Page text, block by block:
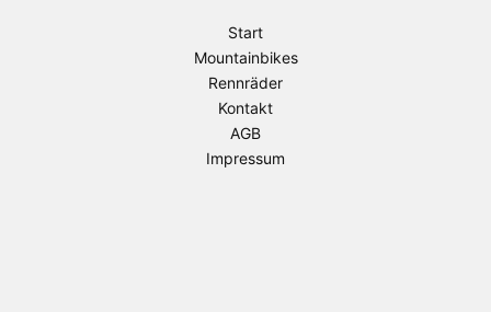
Start
Mountainbikes
Rennräder
Kontakt
AGB
Impressum